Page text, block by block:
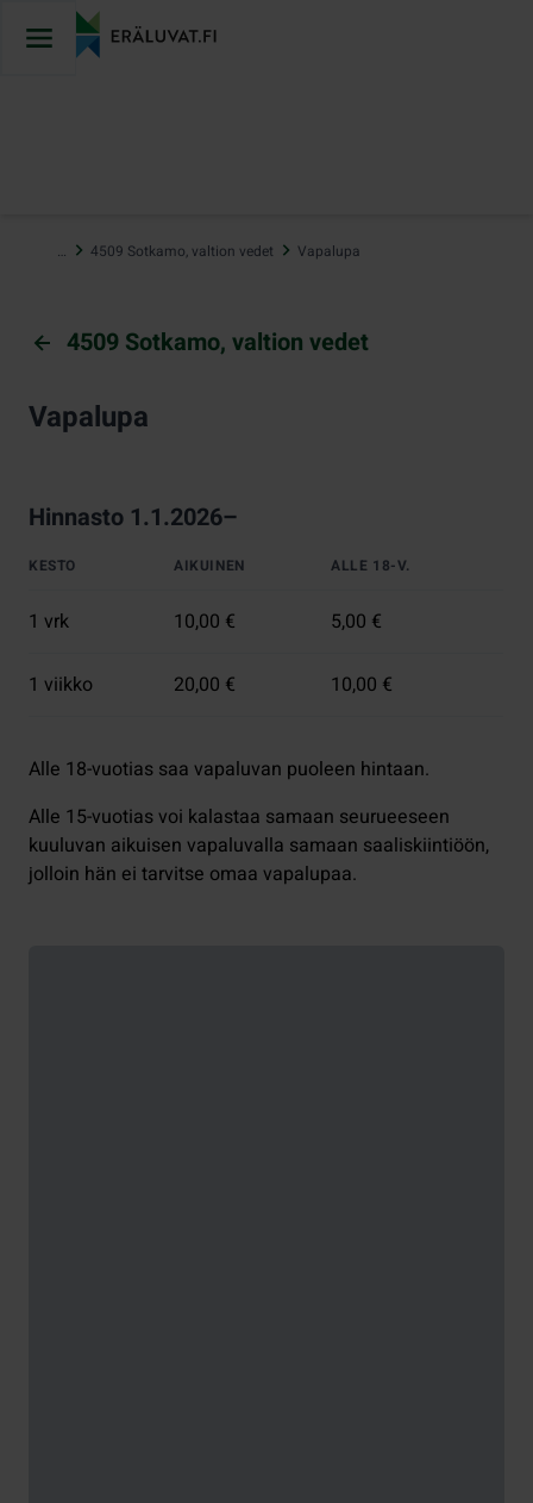
sisältöön
… 4509 Sotkamo, valtion vedet Vapalupa
4509 Sotkamo, valtion vedet
Vapalupa
Hinnasto 1.1.2026–
KESTO AIKUINEN ALLE 18-V.
1 vrk 10,00 € 5,00 €
1 viikko 20,00 € 10,00 €
Alle 18-vuotias saa vapaluvan puoleen hintaan.
Alle 15-vuotias voi kalastaa samaan seurueeseen
kuuluvan aikuisen vapaluvalla samaan saaliskiintiöön,
jolloin hän ei tarvitse omaa vapalupaa.